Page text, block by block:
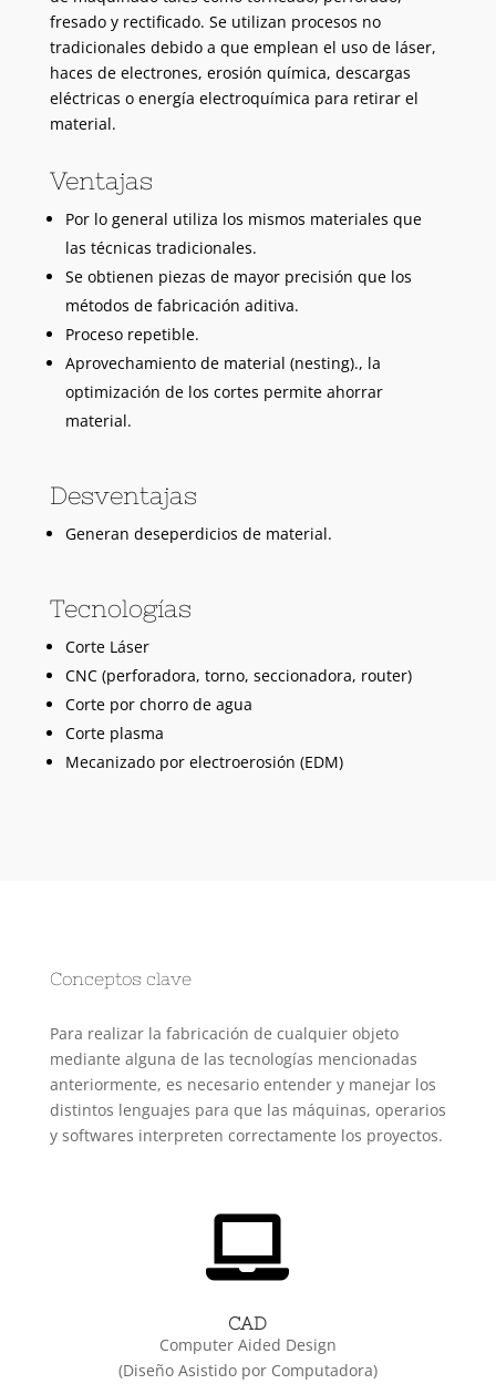
fresado y rectificado. Se utilizan procesos no
tradicionales debido a que emplean el uso de láser,
haces de electrones, erosión química, descargas
eléctricas o energía electroquímica para retirar el
material.
Ventajas
Por lo general utiliza los mismos materiales que
las técnicas tradicionales.
Se obtienen piezas de mayor precisión que los
métodos de fabricación aditiva.
Proceso repetible.
Aprovechamiento de material (nesting)., la
optimización de los cortes permite ahorrar
material.
Desventajas
Generan deseperdicios de material.
Tecnologías
Corte Láser
CNC (perforadora, torno, seccionadora, router)
Corte por chorro de agua
Corte plasma
Mecanizado por electroerosión (EDM)
Conceptos clave
Para realizar la fabricación de cualquier objeto
mediante alguna de las tecnologías mencionadas
anteriormente, es necesario entender y manejar los
distintos lenguajes para que las máquinas, operarios
y softwares interpreten correctamente los proyectos.

CAD
Computer Aided Design
(Diseño Asistido por Computadora)